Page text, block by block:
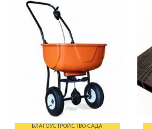
БЛАГОУСТРОЙСТВО САДА